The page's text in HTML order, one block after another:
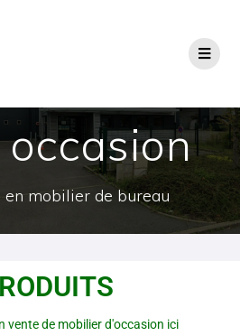
en mobilier de bureau
vente de mobilier d'occasion ici